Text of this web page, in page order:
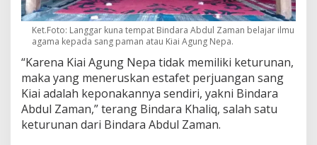
Ket.Foto: Langgar kuna tempat Bindara Abdul Zaman belajar ilmu
agama kepada sang paman atau Kiai Agung Nepa.
“Karena Kiai Agung Nepa tidak memiliki keturunan,
maka yang meneruskan estafet perjuangan sang
Kiai adalah keponakannya sendiri, yakni Bindara
Abdul Zaman,” terang Bindara Khaliq, salah satu
keturunan dari Bindara Abdul Zaman.